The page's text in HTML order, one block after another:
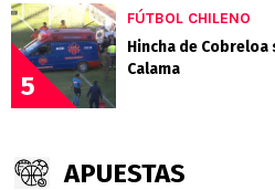
5
FÚTBOL CHILENO
Hincha de
Calama
APUESTAS